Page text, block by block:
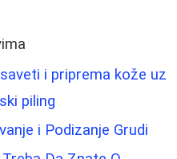
i priprema kože uz
piling
i Podizanje Grudi